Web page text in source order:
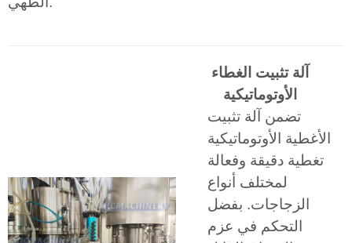
آلة تثبيت الغطاء
الأوتوماتيكية
تضمن آلة تثبيت
الأغطية الأوتوماتيكية
تغطية دقيقة وفعالة
لمختلف أنواع
الزجاجات. بفضل
التحكم في عزم